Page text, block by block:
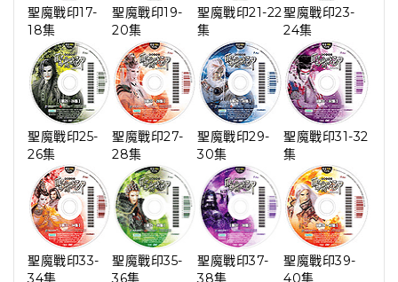
聖魔戰印17-
18集
聖魔戰印19-
20集
聖魔戰印21-22
集
聖魔戰印23-
24集
聖魔戰印25-
26集
聖魔戰印27-
28集
聖魔戰印29-
30集
聖魔戰印31-32
集
聖魔戰印33-
聖魔戰印35-
聖魔戰印37-
聖魔戰印39-